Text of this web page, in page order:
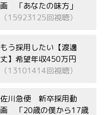
画 「あなたの味方」
（15923125回視聴）
もう採用したい【渡邊
丈】希望年収450万円
（13101414回視聴）
佐川急便 新卒採用動
画 「20歳の僕から17歳